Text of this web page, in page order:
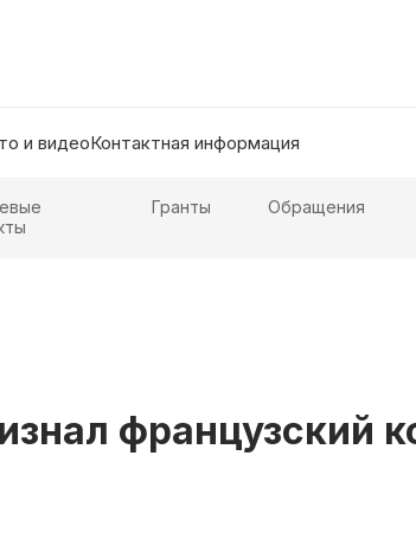
и видеоКонтактная информация
Гранты Обращения
французский